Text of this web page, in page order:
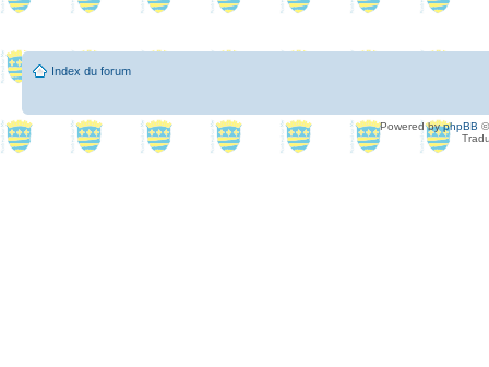
Index du forum
Powered byphpBB